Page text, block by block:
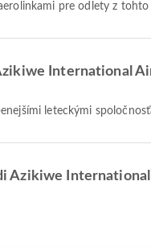
pre odlety z tohto
International
leteckými
Azikiwe